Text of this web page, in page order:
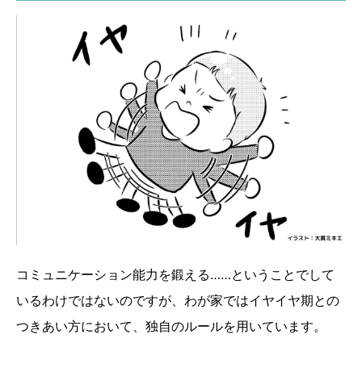
コミュニケーション能力を鍛える……ということでして
いるわけではないのですが、わが家ではイヤイヤ期との
つきあい方において、独自のルールを用いています。